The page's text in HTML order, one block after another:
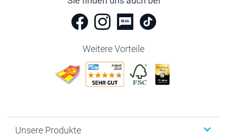
Weitere Vorteile
Unsere Produkte